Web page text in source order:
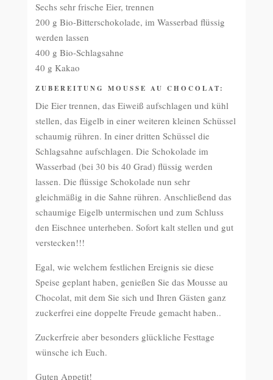
Sechs sehr frische Eier, trennen
200 g Bio-Bitterschokolade, im Wasserbad flüssig
werden lassen
400 g Bio-Schlagsahne
40 g Kakao
ZUBEREITUNGMOUSSE AU CHOCOLAT:
Die Eier trennen, das Eiweiß aufschlagen und kühl
stellen, das Eigelb in einer weiteren kleinen Schüssel
schaumig rühren. In einer dritten Schüssel die
Schlagsahne aufschlagen. Die Schokolade im
Wasserbad (bei 30 bis 40 Grad) flüssig werden
lassen. Die flüssige Schokolade nun sehr
gleichmäßig in die Sahne rühren. Anschließend das
schaumige Eigelb untermischen und zum Schluss
den Eischnee unterheben. Sofort kalt stellen und gut
verstecken!!!
Egal, wie welchem festlichen Ereignis sie diese
Speise geplant haben, genießen Sie das Mousse au
Chocolat, mit dem Sie sich und Ihren Gästen ganz
zuckerfrei eine doppelte Freude gemacht haben..
Zuckerfreie aber besonders glückliche Festtage
wünsche ich Euch.
Guten Appetit!